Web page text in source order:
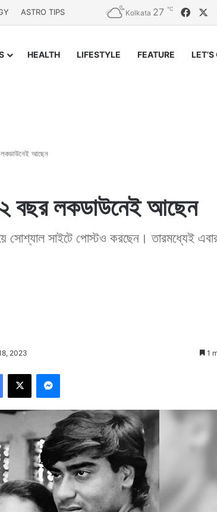
ASTRO TIPS Kolkata 27 ℃
HEALTH LIFESTYLE FEATURE LET’S
লকডাউনেই আছেন
বছর লকডাউনেই আছেন
সোশ্যাল সাইটে পোস্টও করছেন। তারমধ্যেই
2023 1